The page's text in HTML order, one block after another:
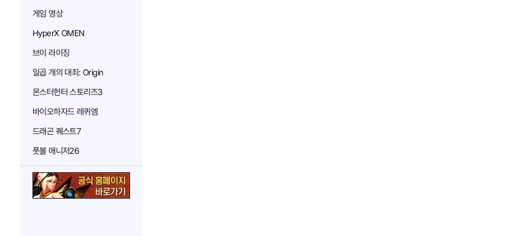
게임 영상
HyperX OMEN
브이 라이징
일곱 개의 대죄: Origin
몬스터헌터 스토리즈3
바이오하자드 레퀴엠
드래곤 퀘스트7
풋볼 매니저26